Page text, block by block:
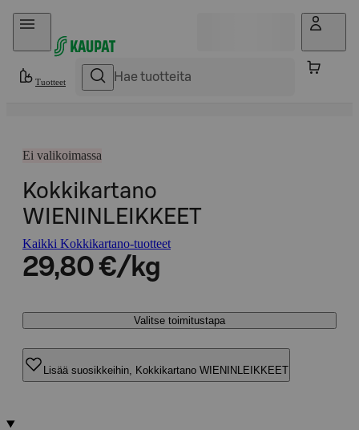
Hyppää sisältöön
Tuotteet
Ei valikoimassa
Kokkikartano
WIENINLEIKKEET
Kaikki Kokkikartano-tuotteet
29,80 €/kg
Valitse toimitustapa
Lisää suosikkeihin, Kokkikartano WIENINLEIKKEET